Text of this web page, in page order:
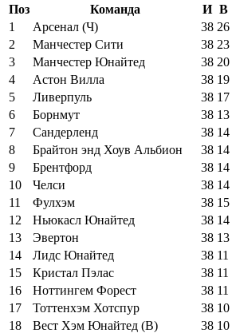
Поз
Команда И В
1
Арсенал (Ч) 38 26
2
Манчестер Сити 38 23
3
Манчестер Юнайтед 38 20
4
Астон Вилла 38 19
5
Ливерпуль 38 17
6
Борнмут 38 13
7
Сандерленд 38 14
8
Брайтон энд Хоув Альбион 38 14
9
Брентфорд 38 14
10
Челси 38 14
11
Фулхэм 38 15
12
Ньюкасл Юнайтед 38 14
13
Эвертон 38 13
14
Лидс Юнайтед 38 11
15
Кристал Пэлас 38 11
16
Ноттингем Форест 38 11
17
Тоттенхэм Хотспур 38 10
18
Вест Хэм Юнайтед (В) 38 10